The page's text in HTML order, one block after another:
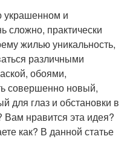
украшенном и
сложно, практически
жилью уникальность,
различными
обоями,
совершенно новый,
для глаз и обстановки в
Вам нравится эта идея?
как? В данной статье